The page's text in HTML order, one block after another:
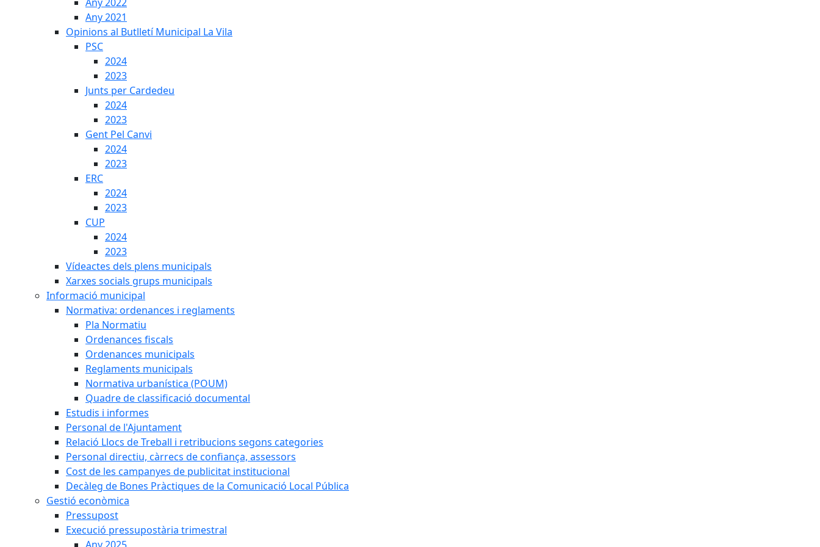
Any 2021
Opinions al Butlletí Municipal La Vila
PSC
2024
2023
Junts per Cardedeu
2024
2023
Gent Pel Canvi
2024
2023
ERC
2024
2023
CUP
2024
2023
Vídeactes dels plens municipals
Xarxes socials grups municipals
Informació municipal
Normativa: ordenances i reglaments
Pla Normatiu
Ordenances fiscals
Ordenances municipals
Reglaments municipals
Normativa urbanística (POUM)
Quadre de classificació documental
Estudis i informes
Personal de l'Ajuntament
Relació Llocs de Treball i retribucions segons categories
Personal directiu, càrrecs de confiança, assessors
Cost de les campanyes de publicitat institucional
Decàleg de Bones Pràctiques de la Comunicació Local Pública
Gestió econòmica
Pressupost
Execució pressupostària trimestral